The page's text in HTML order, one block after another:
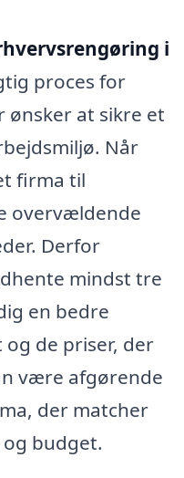
i
proces for
ønsker at sikre et
Når
firma til
overvældende
Derfor
mindst tre
en bedre
de priser, der
være afgørende
der matcher
budget.